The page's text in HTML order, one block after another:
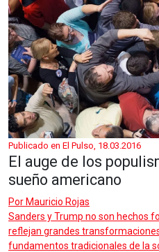
Publicado en El Pulso, 18.03.2016
El auge de los
sueño americano
PorMauricio Rojas
Sanders y Trump no son hechos
reflejan grandes
fundamentos tradicionales de la